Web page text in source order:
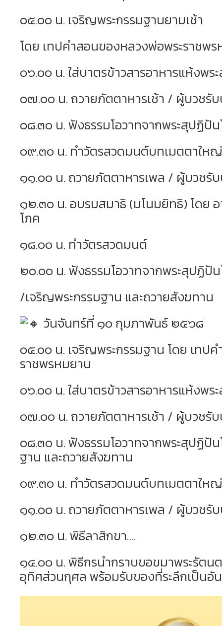
๐๕.๐๐ น. เจริญพระกรรมฐานยามเช้า
โดย เทปคำสอนของหลวงพ่อพระราชพ
๐๖.๐๐ น. ใส่บาตรข้าวสารอาหารแห้งพร
๐๗.๐๐ น. ถวายภัตตาหารเช้า / ผู้บวชรับ
๐๘.๓๐ น. ฟังธรรมโอวาทจากพระสุปฏิปั
๐๙.๓๐ น. ทำวัตรสวดมนต์บทเมตตาใหญ่
๑๑.๐๐ น. ถวายภัตตาหารเพล / ผู้บวชรับ
๑๒.๓๐ น. อบรมสมาธิ (มโนมยิทธิ) โดย
โภค
๑๘.๐๐ น. ทำวัตรสวดมนต์
๒๐.๐๐ น. ฟังธรรมโอวาทจากพระสุปฏิปั
/เจริญพระกรรมฐาน และถวายสังฆทาน
วันจันทร์ที่ ๑๐ กุมภาพันธ์ ๒๕๖๘
๐๕.๐๐ น. เจริญพระกรรมฐาน โดย เทป
ราชพรหมยาน
๐๖.๐๐ น. ใส่บาตรข้าวสารอาหารแห้งพร
๐๗.๐๐ น. ถวายภัตตาหารเช้า / ผู้บวชรับ
๐๘.๓๐ น. ฟังธรรมโอวาทจากพระสุปฏิปั
ฐาน และถวายสังฆทาน
๐๙.๓๐ น. ทำวัตรสวดมนต์บทเมตตาใหญ่
๑๑.๐๐ น. ถวายภัตตาหารเพล / ผู้บวชรับ
๑๒.๓๐ น. พิธีลาสิกขา….
๑๔.๐๐ น. พิธีกรนำกราบขอขมาพระรัตน
อุทิศส่วนกุศล พร้อมรับของที่ระลึกเป็นอั